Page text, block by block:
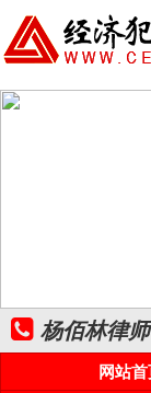
杨佰林律
网站